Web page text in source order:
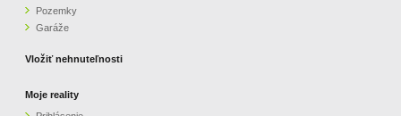
ZVÝRAZNENIE REALITNÝCH INZERÁTOV
Pozemky
Garáže
Vložiť nehnuteľnosti
Moje reality